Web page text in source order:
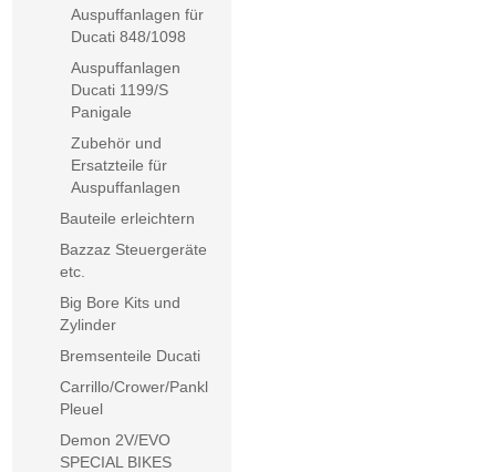
Auspuffanlagen für
Ducati 848/1098
Auspuffanlagen
Ducati 1199/S
Panigale
Zubehör und
Ersatzteile für
Auspuffanlagen
Bauteile erleichtern
Bazzaz Steuergeräte
etc.
Big Bore Kits und
Zylinder
Bremsenteile Ducati
Carrillo/Crower/Pankl
Pleuel
Demon 2V/EVO
SPECIAL BIKES